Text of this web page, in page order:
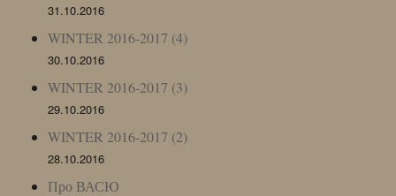
31.10.2016
WINTER 2016-2017 (4)
30.10.2016
WINTER 2016-2017 (3)
29.10.2016
WINTER 2016-2017 (2)
28.10.2016
Про ВАСЮ